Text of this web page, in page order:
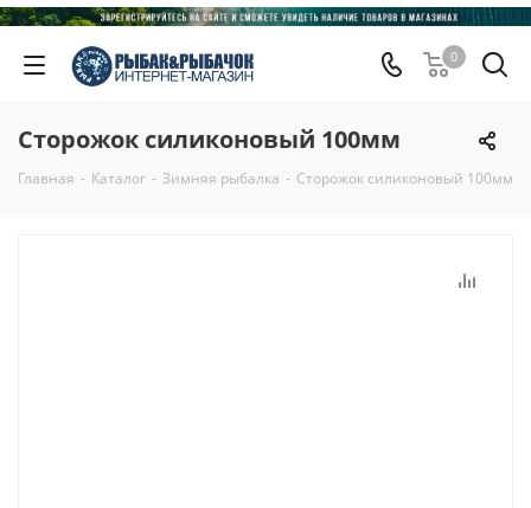
0
Сторожок силиконовый 100мм
Главная - Каталог - Зимняя рыбалка - Сторожок силиконовый 100мм